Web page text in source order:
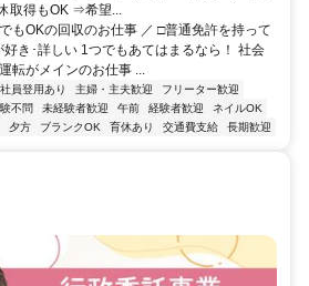
取得もOK ⇒希望...
もOKの回収のお仕事 ／ □普通免許を持って
き･詳しい 1つでもあてはまるなら！ 社会
転がメインのお仕事 ...
社員登用あり 主婦・主夫歓迎
フリーター歓迎
不問 未経験者歓迎 午前 経験者歓迎
ネイルOK
夕方 ブランクOK 育休あり 交通費支給 長期歓迎